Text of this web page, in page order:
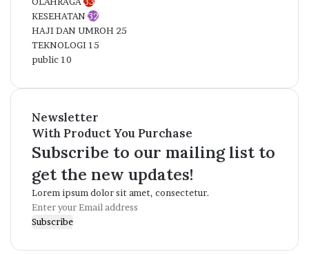
KESEHATAN32
HAJI DAN UMROH 25
TEKNOLOGI15
public10
Newsletter
With Product You Purchase
Subscribe to our mailing list to
get the new updates!
Lorem ipsum dolor sit amet, consectetur.
Enter
your
address